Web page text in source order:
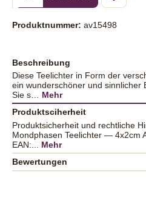
Produktnummer: av15498
Beschreibung
Diese Teelichter in Form der
ein wunderschöner und sinnlicher
Sie s… Mehr
Produktsciherheit
Produktsicherheit und rechtliche
Mondphasen Teelichter — 4x2cm
EAN:... Mehr
Bewertungen